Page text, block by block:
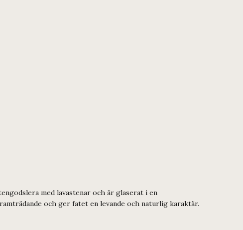
med lavastenar och är glaserat i en
och ger fatet en levande och naturlig karaktär.